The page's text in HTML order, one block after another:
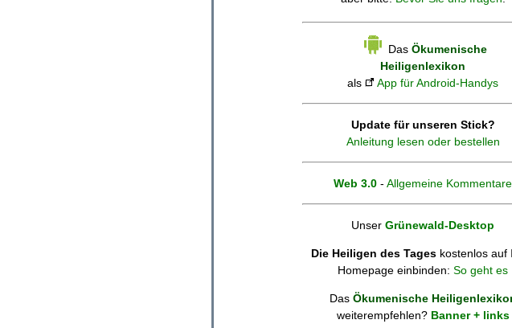
Das Ökumenische
Heiligenlexikon
als
App für Android-Handys
Update für unseren Stick?
Anleitung lesen oder bestellen
Web 3.0 - Allgemeine Kommentare
Unser Grünewald-Desktop
Die Heiligen des Tages kostenlos auf
Homepage einbinden: So geht es
Das Ökumenische
weiterempfehlen? Banner + links